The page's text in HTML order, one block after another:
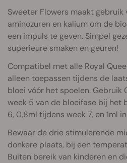
Sweeter Flowers maakt gebruik
aminozuren en kalium om de
een impuls te geven. Simpel
superieure smaken en geuren!
Compatibel met alle Royal
alleen toepassen tijdens de
bloei vóór het spoelen.
week 5 van de bloeifase bij het
6, 0,8ml tijdens week 7, en 1ml
Bewaar de drie stimulerende
donkere plaats, bij een
Buiten bereik van kinderen en